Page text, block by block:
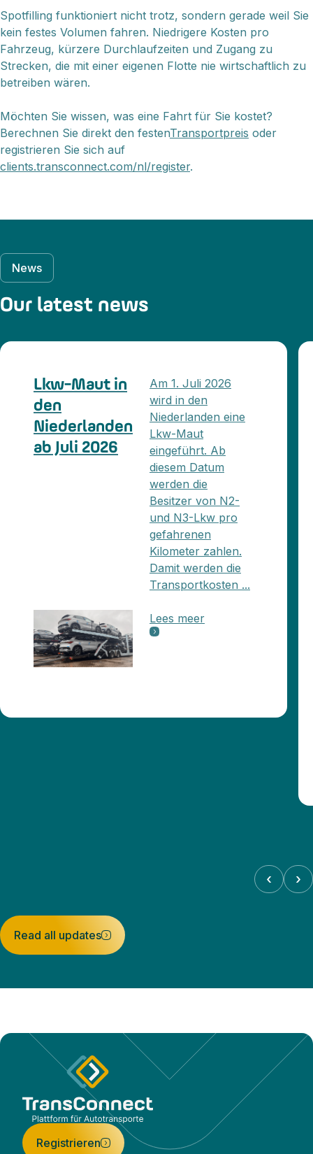
Spotfilling funktioniert nicht trotz, sondern gerade weil Sie
kein festes Volumen fahren. Niedrigere Kosten pro
Fahrzeug, kürzere Durchlaufzeiten und Zugang zu
Strecken, die mit einer eigenen Flotte nie wirtschaftlich zu
betreiben wären.
Möchten Sie wissen, was eine Fahrt für Sie kostet?
Berechnen Sie direkt den festenTransportpreis oder
registrieren Sie sich auf
clients.transconnect.com/nl/register.
News
Our latest news
Lkw-Maut in
den
Niederlanden
ab Juli 2026
Am 1. Juli 2026
wird in den
Niederlanden eine
Lkw-Maut
eingeführt. Ab
diesem Datum
werden die
Besitzer von N2-
und N3-Lkw pro
gefahrenen
Kilometer zahlen.
Damit werden die
Transportkosten ...
Lees meer
‹ ›
Read all updates
Registrieren